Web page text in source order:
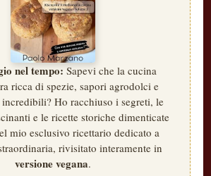
nel tempo: Sapevi che la cucina
ricca di spezie, sapori agrodolci e
incredibili? Ho racchiuso i segreti, le
e le ricette storiche dimenticate
mio esclusivo ricettario dedicato a
rivisitato interamente in
versione vegana.